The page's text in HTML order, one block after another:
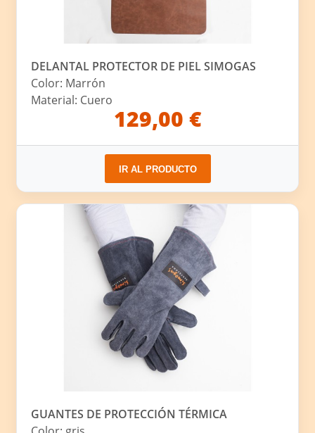
DELANTAL PROTECTOR DE PIEL SIMOGAS
Color: Marrón
Material: Cuero
129,00 €
IR AL PRODUCTO
GUANTES DE PROTECCIÓN TÉRMICA